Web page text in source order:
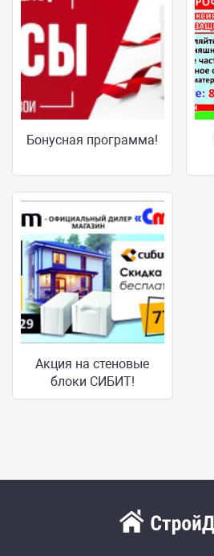
Бонусная программа!
Акция на стеновые
блоки СИБИТ!